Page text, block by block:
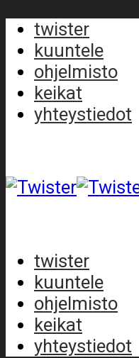
twister
kuuntele
ohjelmisto
keikat
yhteystiedot
twister
kuuntele
ohjelmisto
keikat
yhteystiedot